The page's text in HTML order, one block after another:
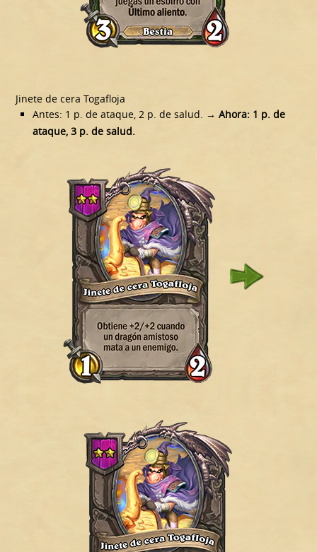
Jinete de cera Togafloja
Antes: 1 p. de ataque, 2 p. de salud. → Ahora: 1 p. de
ataque, 3 p. de salud.